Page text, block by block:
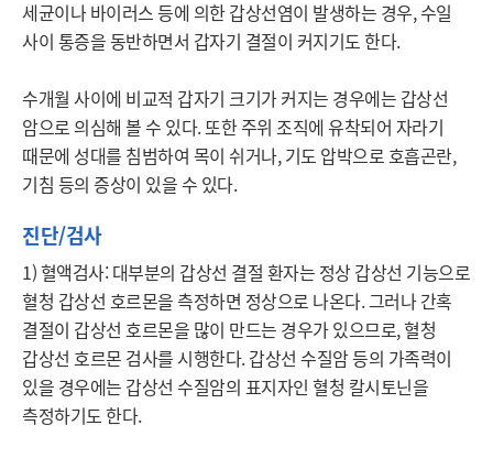
세균이나 바이러스 등에 의한 갑상선염이 발생하는 경우, 수일
사이 통증을 동반하면서 갑자기 결절이 커지기도 한다.
수개월 사이에 비교적 갑자기 크기가 커지는 경우에는 갑상선
암으로 의심해 볼 수 있다. 또한 주위 조직에 유착되어 자라기
때문에 성대를 침범하여 목이 쉬거나, 기도 압박으로 호흡곤란,
기침 등의 증상이 있을 수 있다.
진단/검사
1) 혈액검사: 대부분의 갑상선 결절 환자는 정상 갑상선 기능으로
혈청 갑상선 호르몬을 측정하면 정상으로 나온다. 그러나 간혹
결절이 갑상선 호르몬을 많이 만드는 경우가 있으므로, 혈청
갑상선 호르몬 검사를 시행한다. 갑상선 수질암 등의 가족력이
있을 경우에는 갑상선 수질암의 표지자인 혈청 칼시토닌을
측정하기도 한다.